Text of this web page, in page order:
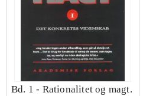
Bd. 1 - Rationalitet og magt.